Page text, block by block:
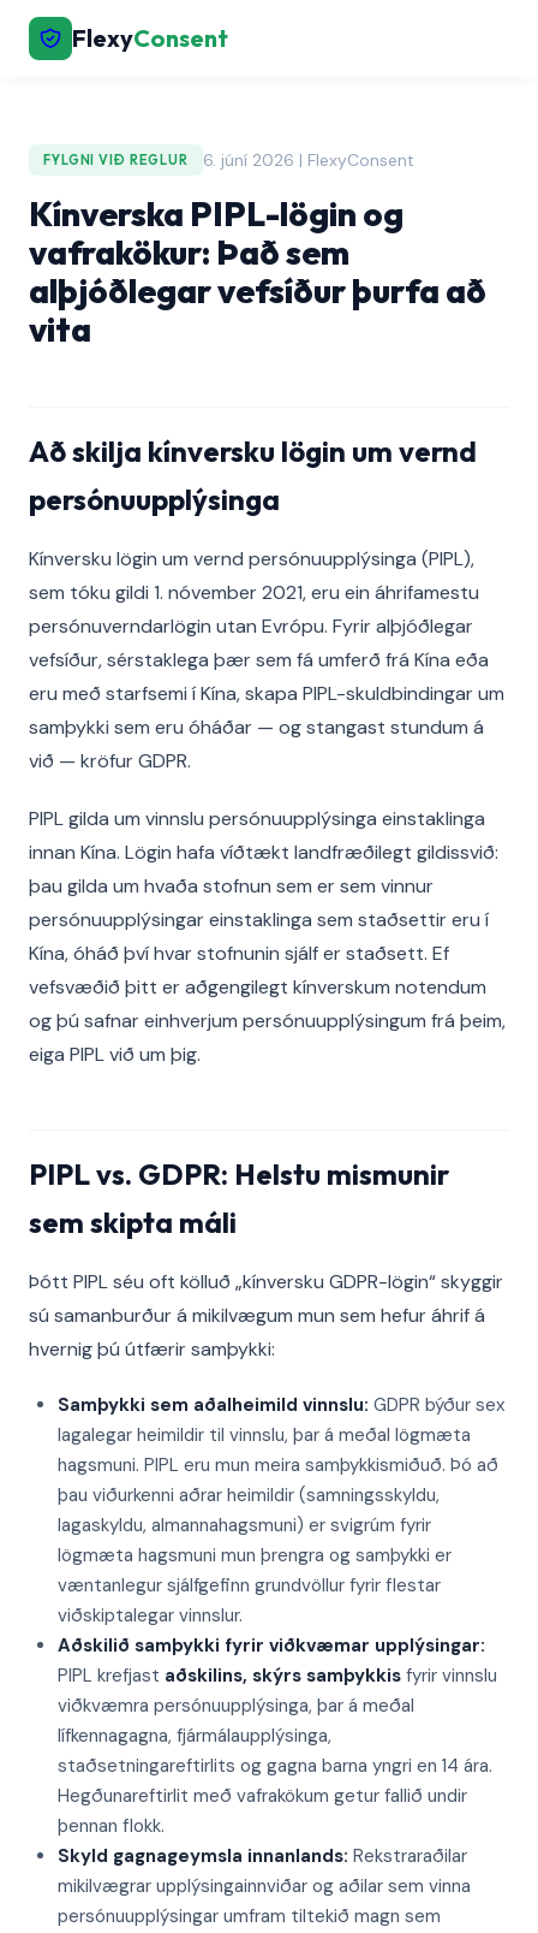
FlexyConsent
FYLGNI VIÐ REGLUR 6. júní 2026 | FlexyConsent
Kínverska PIPL-lögin og
vafrakökur: Það sem
alþjóðlegar vefsíður þurfa að
vita
Að skilja kínversku lögin um vernd
persónuupplýsinga
Kínversku lögin um vernd persónuupplýsinga (PIPL),
sem tóku gildi 1. nóvember 2021, eru ein áhrifamestu
persónuverndarlögin utan Evrópu. Fyrir alþjóðlegar
vefsíður, sérstaklega þær sem fá umferð frá Kína eða
eru með starfsemi í Kína, skapa PIPL-skuldbindingar um
samþykki sem eru óháðar — og stangast stundum á
við — kröfur GDPR.
PIPL gilda um vinnslu persónuupplýsinga einstaklinga
innan Kína. Lögin hafa víðtækt landfræðilegt gildissvið:
þau gilda um hvaða stofnun sem er sem vinnur
persónuupplýsingar einstaklinga sem staðsettir eru í
Kína, óháð því hvar stofnunin sjálf er staðsett. Ef
vefsvæðið þitt er aðgengilegt kínverskum notendum
og þú safnar einhverjum persónuupplýsingum frá þeim,
eiga PIPL við um þig.
PIPL vs. GDPR: Helstu mismunir
sem skipta máli
Þótt PIPL séu oft kölluð „kínversku GDPR-lögin“ skyggir
sú samanburður á mikilvægum mun sem hefur áhrif á
hvernig þú útfærir samþykki:
Samþykki sem aðalheimild vinnslu: GDPR býður sex
lagalegar heimildir til vinnslu, þar á meðal lögmæta
hagsmuni. PIPL eru mun meira samþykkismiðuð. Þó að
þau viðurkenni aðrar heimildir (samningsskyldu,
lagaskyldu, almannahagsmuni) er svigrúm fyrir
lögmæta hagsmuni mun þrengra og samþykki er
væntanlegur sjálfgefinn grundvöllur fyrir flestar
viðskiptalegar vinnslur.
Aðskilið samþykki fyrir viðkvæmar upplýsingar:
PIPL krefjast aðskilins, skýrs samþykkis fyrir vinnslu
viðkvæmra persónuupplýsinga, þar á meðal
lífkennagagna, fjármálaupplýsinga,
staðsetningareftirlits og gagna barna yngri en 14 ára.
Hegðunareftirlit með vafrakökum getur fallið undir
þennan flokk.
Skyld gagnageymsla innanlands: Rekstraraðilar
mikilvægrar upplýsingainnviðar og aðilar sem vinna
persónuupplýsingar umfram tiltekið magn sem